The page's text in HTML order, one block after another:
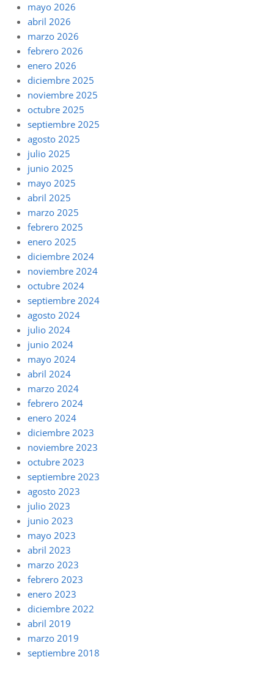
mayo 2026
abril 2026
marzo 2026
febrero 2026
enero 2026
diciembre 2025
noviembre 2025
octubre 2025
septiembre 2025
agosto 2025
julio 2025
junio 2025
mayo 2025
abril 2025
marzo 2025
febrero 2025
enero 2025
diciembre 2024
noviembre 2024
octubre 2024
septiembre 2024
agosto 2024
julio 2024
junio 2024
mayo 2024
abril 2024
marzo 2024
febrero 2024
enero 2024
diciembre 2023
noviembre 2023
octubre 2023
septiembre 2023
agosto 2023
julio 2023
junio 2023
mayo 2023
abril 2023
marzo 2023
febrero 2023
enero 2023
diciembre 2022
abril 2019
marzo 2019
septiembre 2018